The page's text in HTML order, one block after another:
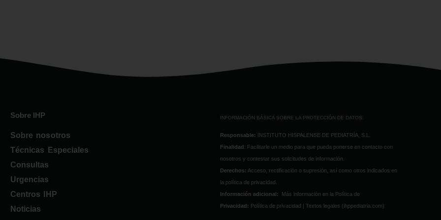
Sobre IHP
Sobre nosotros
Técnicas Especiales
Consultas
Urgencias
Centros IHP
Noticias
INFORMACIÓN BÁSICA SOBRE LA PROTECCIÓN DE DATOS:
Responsable: INSTITUTO HISPALENSE DE PEDIATRÍA, S.L.
Finalidad: Facilitarle un medio para que pueda ponerse en contacto con
nosotros y contestar sus solicitudes de información.
Derechos: Acceso, rectificación o supresión, así como otros indicados en
la política de privacidad.
Información adicional:
Más información en la Política de
Privacidad: Política de privacidad | Textos legales (ihppediatria.com)